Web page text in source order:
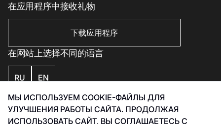
МЫ ИСПОЛЬЗУЕМ COOKIE-ФАЙЛЫ ДЛЯ
УЛУЧШЕНИЯ РАБОТЫ САЙТА. ПРОДОЛЖАЯ
ИСПОЛЬЗОВАТЬ САЙТ, ВЫ СОГЛАШАЕТЕСЬ С
家居用品
在应用程序中接收礼物
下载应用程序
在网站上选择不同的语言
RU EN
私隐政策
Smart Captcha 数据处理政策